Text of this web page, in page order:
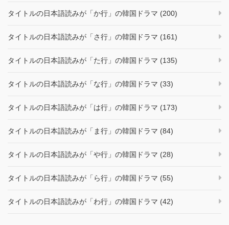
タイトルの日本語読みが「か行」の韓国ドラマ (200)
タイトルの日本語読みが「さ行」の韓国ドラマ (161)
タイトルの日本語読みが「た行」の韓国ドラマ (135)
タイトルの日本語読みが「な行」の韓国ドラマ (33)
タイトルの日本語読みが「は行」の韓国ドラマ (173)
タイトルの日本語読みが「ま行」の韓国ドラマ (84)
タイトルの日本語読みが「や行」の韓国ドラマ (28)
タイトルの日本語読みが「ら行」の韓国ドラマ (55)
タイトルの日本語読みが「わ行」の韓国ドラマ (42)